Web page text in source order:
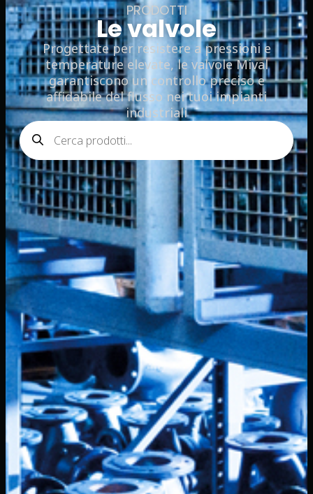
PRODOTTI
Le valvole
Progettate per resistere a pressioni e
temperature elevate, le valvole Mival
garantiscono un controllo preciso e
affidabile del flusso nei tuoi impianti
industriali